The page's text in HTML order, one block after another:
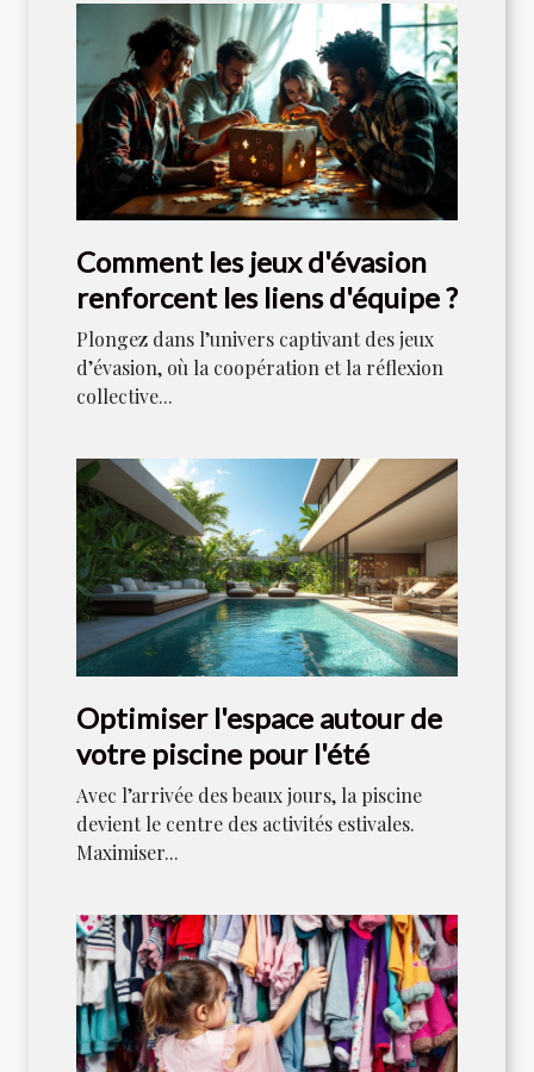
Comment les jeux d'évasion
renforcent les liens d'équipe ?
Plongez dans l’univers captivant des jeux
d’évasion, où la coopération et la réflexion
collective...
Optimiser l'espace autour de
votre piscine pour l'été
Avec l’arrivée des beaux jours, la piscine
devient le centre des activités estivales.
Maximiser...